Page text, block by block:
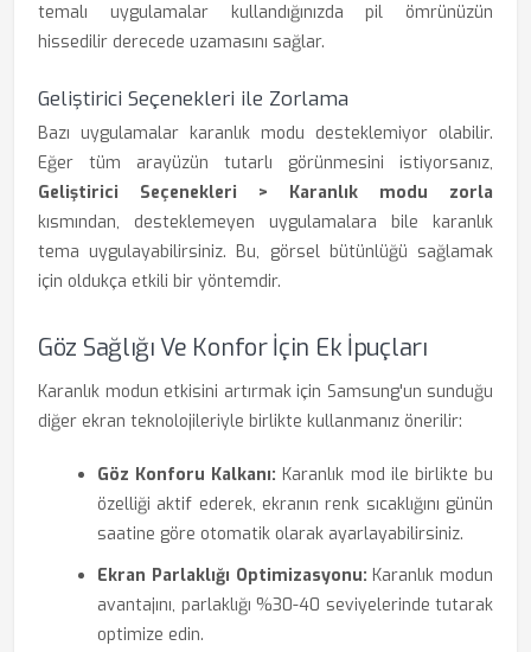
temalı uygulamalar kullandığınızda pil ömrünüzün
hissedilir derecede uzamasını sağlar.
Geliştirici Seçenekleri ile Zorlama
Bazı uygulamalar karanlık modu desteklemiyor olabilir.
Eğer tüm arayüzün tutarlı görünmesini istiyorsanız,
Geliştirici Seçenekleri > Karanlık modu zorla
kısmından, desteklemeyen uygulamalara bile karanlık
tema uygulayabilirsiniz. Bu, görsel bütünlüğü sağlamak
için oldukça etkili bir yöntemdir.
Göz Sağlığı Ve Konfor İçin Ek İpuçları
Karanlık modun etkisini artırmak için Samsung'un sunduğu
diğer ekran teknolojileriyle birlikte kullanmanız önerilir:
Göz Konforu Kalkanı: Karanlık mod ile birlikte bu
özelliği aktif ederek, ekranın renk sıcaklığını günün
saatine göre otomatik olarak ayarlayabilirsiniz.
Ekran Parlaklığı Optimizasyonu: Karanlık modun
avantajını, parlaklığı %30-40 seviyelerinde tutarak
optimize edin.